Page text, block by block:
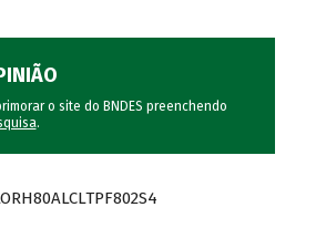
o site do BNDES preenchendo
.